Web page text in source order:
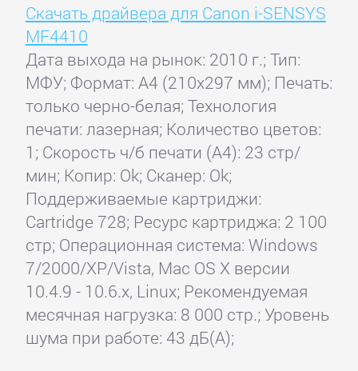
Скачать драйвера для Canon i-SENSYS
MF4410
Дата выхода на рынок: 2010 г.; Тип:
МФУ; Формат: A4 (210x297 мм); Печать:
только черно-белая; Технология
печати: лазерная; Количество цветов:
1; Скорость ч/б печати (А4): 23 стр/
мин; Копир: Ok; Сканер: Ok;
Поддерживаемые картриджи:
Cartridge 728; Ресурс картриджа: 2 100
стр; Операционная система: Windows
7/2000/XP/Vista, Mac OS X версии
10.4.9 - 10.6.x, Linux; Рекомендуемая
месячная нагрузка: 8 000 стр.; Уровень
шума при работе: 43 дБ(А);